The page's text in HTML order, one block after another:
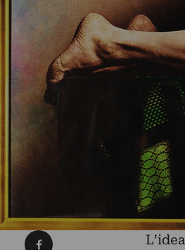
Condividi su Facebook